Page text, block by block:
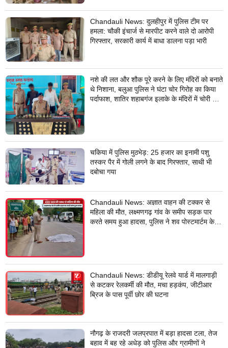
Chandauli News: दुलहीपुर में पुलिस टीम पर
हमला: चौकी इंचार्ज से मारपीट करने वाले दो आरोपी
गिरफ्तार, सरकारी कार्य में बाधा डालना पड़ा भारी
नशे की लत और शौक पूरे करने के लिए मंदिरों को बनाते
थे निशाना, बलुआ पुलिस ने घंटा चोर गिरोह का किया
पर्दाफाश, शातिर शहाबगंज इलाके के मंदिरों में चोरी की
चकिया में पुलिस मुठभेड़: 25 हजार का इनामी पशु
तस्कर पैर में गोली लगने के बाद गिरफ्तार, साथी भी
दबोचा गया
Chandauli News: अज्ञात वाहन की टक्कर से
महिला की मौत, लक्ष्मणगढ़ गांव के समीप सड़क पार
करते समय हुआ हादसा, पुलिस ने शव पोस्टमार्टम के
Chandauli News: डीडीयू रेलवे यार्ड में मालगाड़ी
से कटकर रेलकर्मी की मौत, मचा हड़कंप, जीटीआर
ब्रिज के पास पूर्वी छोर की घटना
नौगढ़ के राजदरी जलप्रपात में बड़ा हादसा टला, तेज
बहाव में बह रहे अधेड़ को पुलिस और ग्रामीणों ने